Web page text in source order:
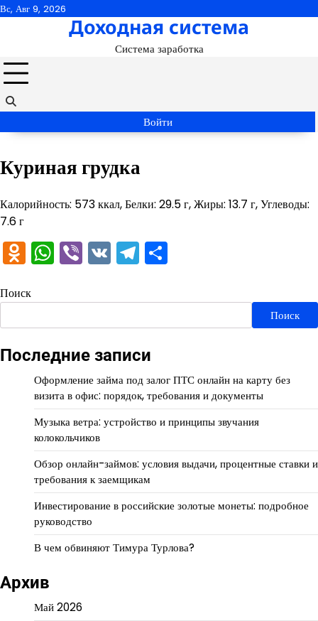
Перейти
Вс, Авг 9, 2026
Доходная система
Система заработка
Войти
Куриная грудка
Калорийность: 573 ккал, Белки: 29.5 г, Жиры: 13.7 г, Углеводы:
7.6 г
Odnoklassniki
WhatsApp
Viber
VKTelegram
Поиск
Поиск
Последние записи
Оформление займа под залог ПТС онлайн на карту без
визита в офис: порядок, требования и документы
Музыка ветра: устройство и принципы звучания
колокольчиков
Обзор онлайн-займов: условия выдачи, процентные ставки и
требования к заемщикам
Инвестирование в российские золотые монеты: подробное
руководство
В чем обвиняют Тимура Турлова?
Архив
Май 2026